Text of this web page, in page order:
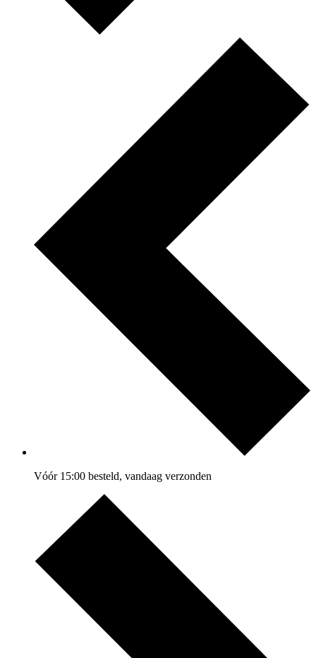
Vóór 15:00 besteld, vandaag verzonden